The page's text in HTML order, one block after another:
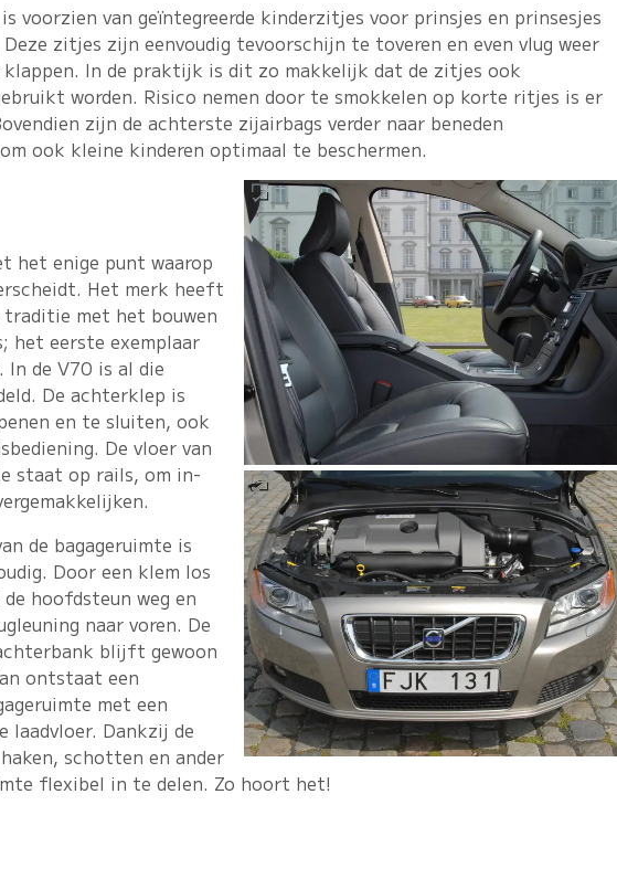
voorzien van geïntegreerde kinderzitjes voor prinsjes en prinsesjes
zitjes zijn eenvoudig tevoorschijn te toveren en even vlug weer
In de praktijk is dit zo makkelijk dat de zitjes ook
worden. Risico nemen door te smokkelen op korte ritjes is er
zijn de achterste zijairbags verder naar beneden
ook kleine kinderen optimaal te beschermen.
het enige punt waarop
Het merk heeft
traditie met het bouwen
het eerste exemplaar
de V70 is al die
De achterklep is
en te sluiten, ook
De vloer van
staat op rails, om in-
de bagageruimte is
Door een klem los
hoofdsteun weg en
naar voren. De
blijft gewoon
ontstaat een
met een
laadvloer. Dankzij de
schotten en ander
flexibel in te delen. Zo hoort het!